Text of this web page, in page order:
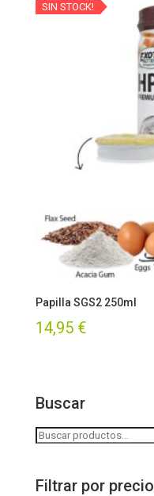
SIN STOCK!
Papilla SGS2 250ml
14,95 €
Buscar
Buscar
Filtrar por precio